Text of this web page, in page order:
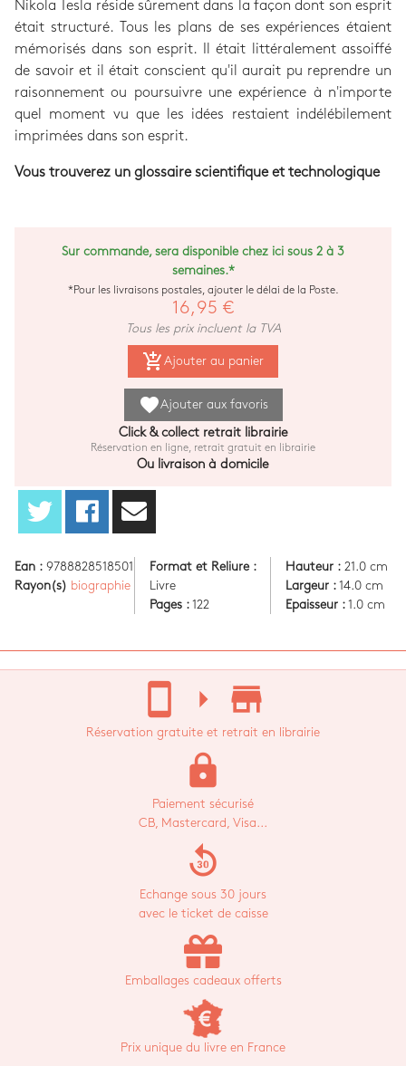
Nikola Tesla réside sûrement dans la façon dont son esprit
était structuré. Tous les plans de ses expériences étaient
mémorisés dans son esprit. Il était littéralement assoiffé
de savoir et il était conscient qu'il aurait pu reprendre un
raisonnement ou poursuivre une expérience à n'importe
quel moment vu que les idées restaient indélébilement
imprimées dans son esprit.
Vous trouverez un glossaire scientifique et technologique
Sur commande, sera disponible chez ici sous 2 à 3
semaines.*
*Pour les livraisons postales, ajouter le délai de la Poste.
16,95 €
Tous les prix incluent la TVA
add_shopping_cart Ajouter au panier
favoriteAjouter aux favoris
Click & collect retrait librairie
Réservation en ligne, retrait gratuit en librairie
Ou livraison à domicile
Ean : 9788828518501
Rayon(s) biographie
Format et Reliure :
Livre
Pages : 122
Hauteur :21.0 cm
Largeur :14.0 cm
Epaisseur :1.0 cm
stay_current_portrait arrow_right store_mall_directory
Réservation gratuite et retrait en librairie
lock
Paiement sécurisé
CB, Mastercard, Visa...
replay_30
Echange sous 30 jours
avec le ticket de caisse
Emballages cadeaux offerts
Prix unique du livre en France